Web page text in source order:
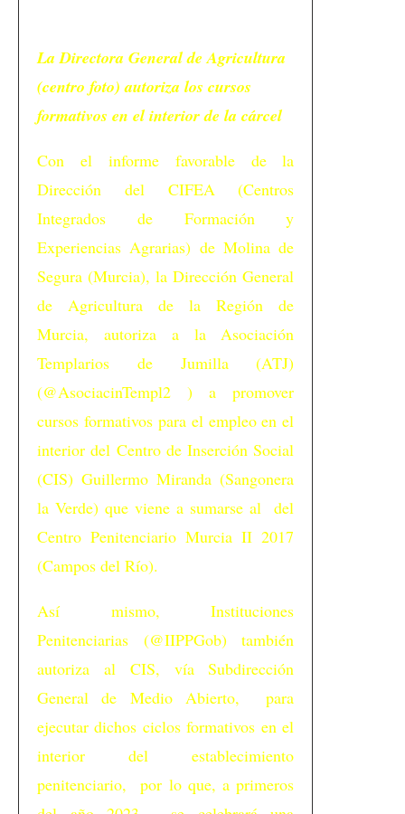
La Directora General de Agricultura
(centro foto) autoriza los cursos
formativos en el interior de la cárcel
Con el informe favorable de la
Dirección del CIFEA (Centros
Integrados de Formación y
Experiencias Agrarias) de Molina de
Segura (Murcia), la Dirección General
de Agricultura de la Región de
Murcia, autoriza a la Asociación
Templarios de Jumilla (ATJ)
(@AsociacinTempl2 ) a promover
cursos formativos para el empleo en el
interior del Centro de Inserción Social
(CIS) Guillermo Miranda (Sangonera
la Verde) que viene a sumarse al del
Centro Penitenciario Murcia II 2017
(Campos del Río).
Así mismo, Instituciones
Penitenciarias (@IIPPGob) también
autoriza al CIS, vía Subdirección
General de Medio Abierto, para
ejecutar dichos ciclos formativos en el
interior del establecimiento
penitenciario, por lo que, a primeros